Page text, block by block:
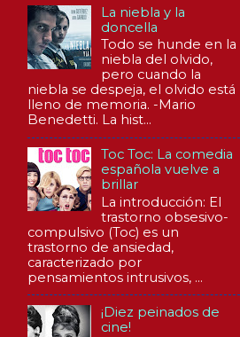
La niebla y la
doncella
Todo se hunde en la
niebla del olvido,
pero cuando la
niebla se despeja, el olvido está
lleno de memoria. -Mario
Benedetti. La hist...
Toc Toc: La comedia
española vuelve a
brillar
La introducción: El
trastorno obsesivo-
compulsivo (Toc) es un
trastorno de ansiedad,
caracterizado por
pensamientos intrusivos, ...
¡Diez peinados de
cine!